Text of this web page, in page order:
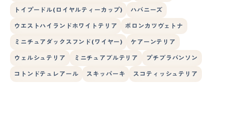
トイプードル(ロイヤルティーカップ) ハバニーズ
ウエストハイランドホワイトテリア ボロンカツヴェトナ
ミニチュアダックスフンド(ワイヤー) ケアーンテリア
ウェルシュテリア ミニチュアブルテリア プチブラバンソン
コトンドテュレアール スキッパーキ スコティッシュテリア